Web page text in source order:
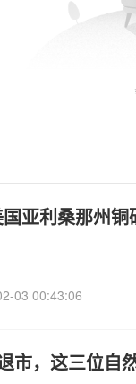
国亚利桑那州
03 00:43:06
市，这三位自